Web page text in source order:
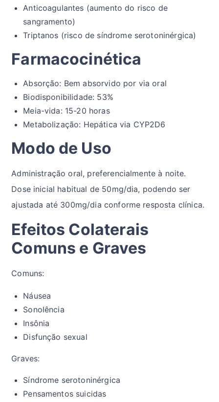
Anticoagulantes (aumento do risco de
sangramento)
Triptanos (risco de síndrome serotoninérgica)
Farmacocinética
Absorção: Bem absorvido por via oral
Biodisponibilidade: 53%
Meia-vida: 15-20 horas
Metabolização: Hepática via CYP2D6
Modo de Uso
Administração oral, preferencialmente à noite.
Dose inicial habitual de 50mg/dia, podendo ser
ajustada até 300mg/dia conforme resposta clínica.
Efeitos Colaterais
Comuns e Graves
Comuns:
Náusea
Sonolência
Insônia
Disfunção sexual
Graves:
Síndrome serotoninérgica
Pensamentos suicidas